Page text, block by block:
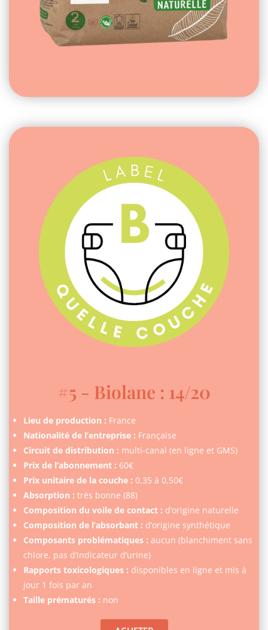
#5 - Biolane : 14/20
Lieu de production : France
Nationalité de l’entreprise : Française
Circuit de distribution : multi-canal (en ligne et GMS)
Prix de l’abonnement : 60€
Prix unitaire de la couche : 0,35 à 0,50€
Absorption : très bonne (88)
Composition du voile de contact : d’origine naturelle
Composition de l’absorbant : d’origine synthétique
Composants problématiques : aucun (blanchiment sans
chlore, pas d’indicateur d’urine)
Rapports toxicologiques : disponibles en ligne et mis à
jour 1 fois par an
Taille prématurés : non